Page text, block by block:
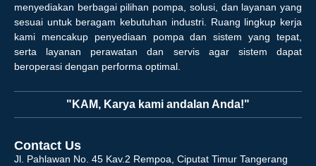
menyediakan berbagai pilihan pompa, solusi, dan layanan yang
sesuai untuk beragam kebutuhan industri. Ruang lingkup kerja
kami mencakup penyediaan pompa dan sistem yang tepat,
serta layanan perawatan dan servis agar sistem dapat
beroperasi dengan performa optimal.
"KAM, Karya kami andalan Anda!"
Contact Us
Jl. Pahlawan No. 45 Kav.2 Rempoa, Ciputat Timur Tangerang